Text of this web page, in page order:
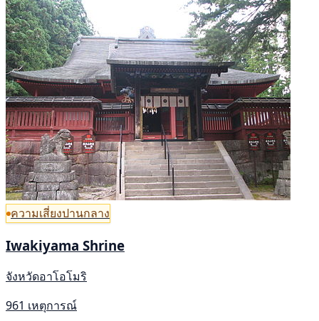
ความเสี่ยงปานกลาง
Iwakiyama Shrine
จังหวัดอาโอโมริ
961 เหตุการณ์